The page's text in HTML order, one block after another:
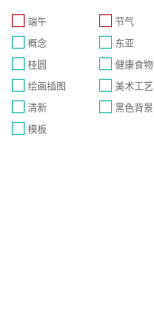
端午 节气
概念
东亚
桂圆
健康食物
绘画插图
美术工艺
清新
黑色背景
模板